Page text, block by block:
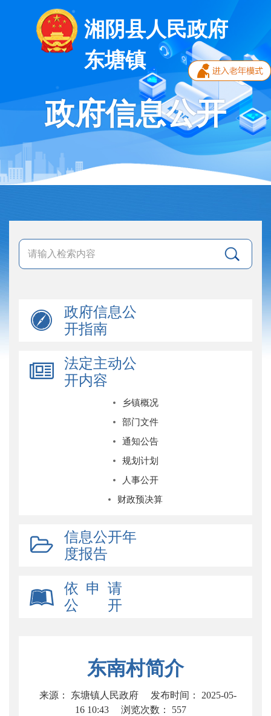
湘阴县人民政府
东塘镇
政府信息公开
政府信息公
开指南
法定主动公
开内容
乡镇概况
部门文件
通知公告
规划计划
人事公开
财政预决算
信息公开年
度报告
依 申 请
公 开
东南村简介
来源： 东塘镇人民政府
发布时间： 2025-05-
16 10:43
浏览次数： 557